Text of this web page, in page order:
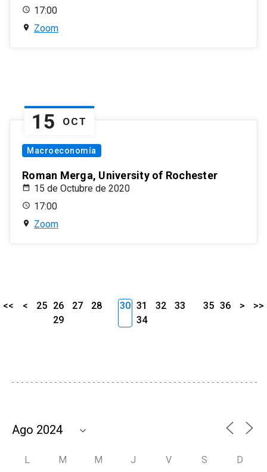
17:00
Zoom
15 OCT
Macroeconomía
Roman Merga, University of Rochester
15 de Octubre de 2020
17:00
Zoom
<< < 25 26 27
28
29
30 31 32
33
34
35 36 > >>
L M M J V S D